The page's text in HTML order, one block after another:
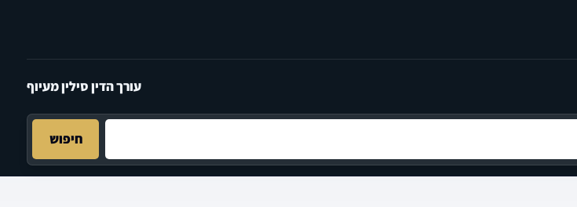
עורך הדין סילין מעיוף
חיפוש